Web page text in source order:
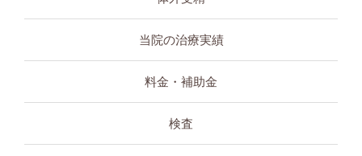
当院の治療実績
料金・補助金
検査